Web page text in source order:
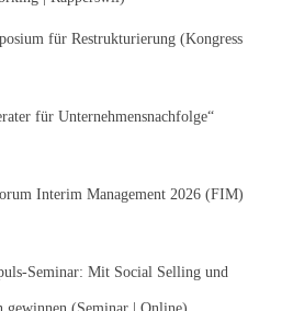
für Restrukturierung (Kongress
für Unternehmensnachfolge“
Interim Management 2026 (FIM)
Seminar: Mit Social Selling und